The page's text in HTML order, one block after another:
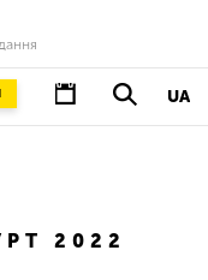
UA
2022